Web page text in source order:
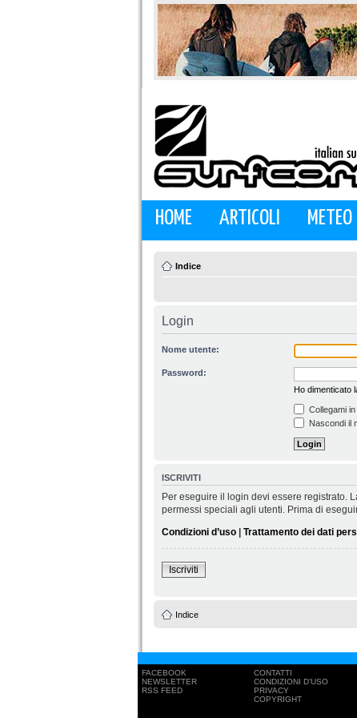
HOME ARTICOLI METEO
Indice
Login
Nome utente:
Password:
Ho dimenticato
Collegami
Nascondi il
ISCRIVITI
Per eseguire il login devi essere registrato.
permessi speciali agli utenti. Prima di
Condizioni d’uso | Trattamento dei dati
Iscriviti
Indice
FACEBOOK
NEWSLETTER
RSS FEED
CONTATTI
CONDIZIONI D'USO
PRIVACY
COPYRIGHT